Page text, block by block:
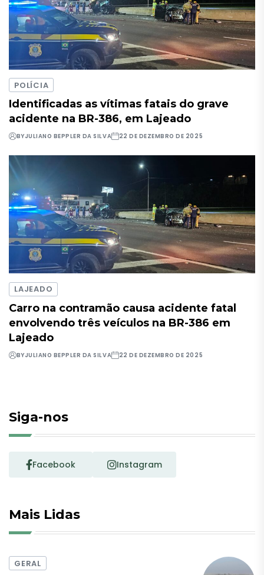
POLÍCIA
Identificadas as vítimas fatais do grave
acidente na BR-386, em Lajeado
BYJULIANO BEPPLER DA SILVA 22 DE DEZEMBRO DE 2025
LAJEADO
Carro na contramão causa acidente fatal
envolvendo três veículos na BR-386 em
Lajeado
BYJULIANO BEPPLER DA SILVA 22 DE DEZEMBRO DE 2025
Siga-nos
Facebook Instagram
Mais Lidas
GERAL